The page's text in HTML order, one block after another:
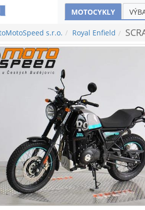
MOTOCYKLY
s.r.o. Royal Enfield